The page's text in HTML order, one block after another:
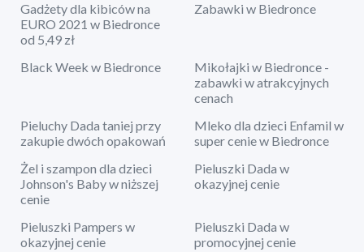
Gadżety dla kibiców na
EURO 2021 w Biedronce
od 5,49 zł
Zabawki w Biedronce
Black Week w Biedronce
Mikołajki w Biedronce -
zabawki w atrakcyjnych
cenach
Pieluchy Dada taniej przy
zakupie dwóch opakowań
Mleko dla dzieci Enfamil w
super cenie w Biedronce
Żel i szampon dla dzieci
Johnson's Baby w niższej
cenie
Pieluszki Dada w
okazyjnej cenie
Pieluszki Pampers w
okazyjnej cenie
Pieluszki Dada w
promocyjnej cenie